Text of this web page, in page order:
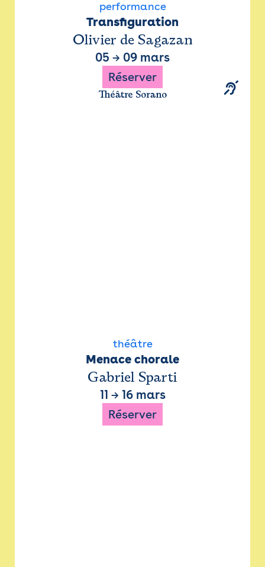
performance
Transfiguration
Olivier de Sagazan
05 → 09 mars
Réserver
Théâtre Sorano
théâtre
Menace chorale
Gabriel Sparti
11 → 16 mars
Réserver